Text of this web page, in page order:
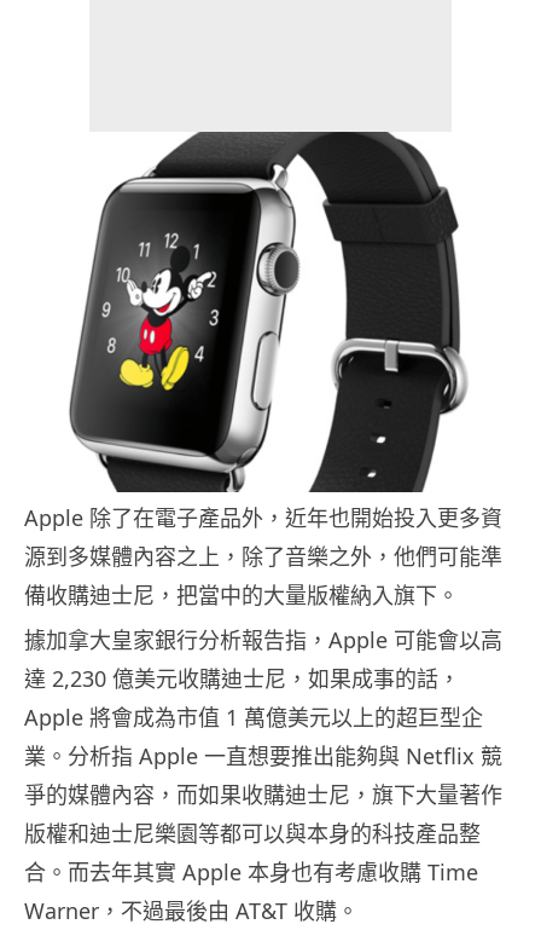
Apple 除了在電子產品外，近年也開始投入更多資
源到多媒體內容之上，除了音樂之外，他們可能準
備收購迪士尼，把當中的大量版權納入旗下。
據加拿大皇家銀行分析報告指，Apple 可能會以高
達 2,230 億美元收購迪士尼，如果成事的話，
Apple 將會成為市值 1 萬億美元以上的超巨型企
業。分析指 Apple 一直想要推出能夠與 Netflix 競
爭的媒體內容，而如果收購迪士尼，旗下大量著作
版權和迪士尼樂園等都可以與本身的科技產品整
合。而去年其實 Apple 本身也有考慮收購 Time
Warner，不過最後由 AT&T 收購。